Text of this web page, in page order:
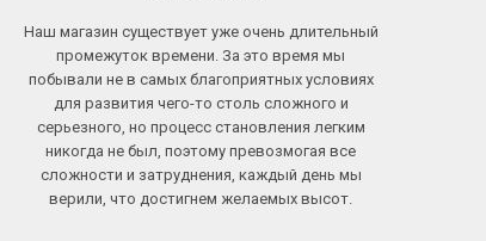
Наш магазин существует уже очень длительный
промежуток времени. За это время мы
побывали не в самых благоприятных условиях
для развития чего-то столь сложного и
серьезного, но процесс становления легким
никогда не был, поэтому превозмогая все
сложности и затруднения, каждый день мы
верили, что достигнем желаемых высот.